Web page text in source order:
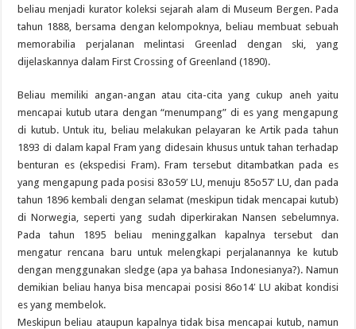
beliau menjadi kurator koleksi sejarah alam di Museum Bergen. Pada
tahun 1888, bersama dengan kelompoknya, beliau membuat sebuah
memorabilia perjalanan melintasi Greenlad dengan ski, yang
dijelaskannya dalam First Crossing of Greenland (1890).
Beliau memiliki angan-angan atau cita-cita yang cukup aneh yaitu
mencapai kutub utara dengan “menumpang” di es yang mengapung
di kutub. Untuk itu, beliau melakukan pelayaran ke Artik pada tahun
1893 di dalam kapal Fram yang didesain khusus untuk tahan terhadap
benturan es (ekspedisi Fram). Fram tersebut ditambatkan pada es
yang mengapung pada posisi 83o59′ LU, menuju 85o57′ LU, dan pada
tahun 1896 kembali dengan selamat (meskipun tidak mencapai kutub)
di Norwegia, seperti yang sudah diperkirakan Nansen sebelumnya.
Pada tahun 1895 beliau meninggalkan kapalnya tersebut dan
mengatur rencana baru untuk melengkapi perjalanannya ke kutub
dengan menggunakan sledge (apa ya bahasa Indonesianya?). Namun
demikian beliau hanya bisa mencapai posisi 86o14′ LU akibat kondisi
es yang membelok.
Meskipun beliau ataupun kapalnya tidak bisa mencapai kutub, namun